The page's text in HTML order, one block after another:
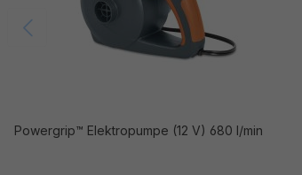
Powergrip™ Elektropumpe (12 V) 680 l/min